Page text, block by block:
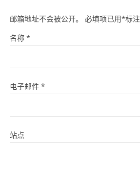
邮箱地址不会被公开。 必填项已用*标注
名称 *
电子邮件 *
站点